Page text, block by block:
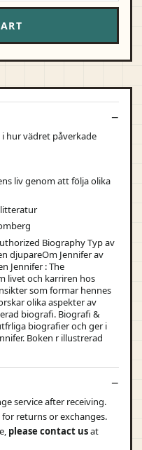
hur vädret påverkade
liv genom att följa olika
Biography Typ av
djupareOm Jennifer av
Jennifer : The
livet och karriren hos
som formar hennes
olika aspekter av
biografi. Biografi &
biografier och ger i
Boken r illustrerad
service after receiving.
returns or exchanges.
please contact usat